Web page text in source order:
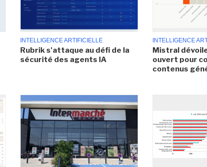
INTELLIGENCE ARTIFICIELLE
Rubrik s'attaque au défi de la
sécurité des agents IA
INTELLIGENCE
Mistral
ouvert pour
contenus